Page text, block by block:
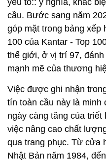
cầu. Bước sang năm
góp mặt trong bảng xếp
100 của Kantar - Top
thế giới, ở vị trí 97,
mạnh mẽ của thương
Việc được ghi nhận
tín toàn cầu này là
ngày càng tăng của
việc nâng cao chất
qua trang phục. Từ cửa
Nhật Bản năm 1984,